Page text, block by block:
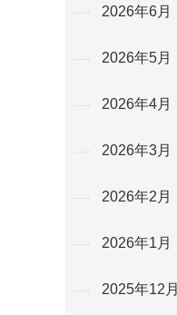
2026年6月
2026年5月
2026年4月
2026年3月
2026年2月
2026年1月
2025年12月